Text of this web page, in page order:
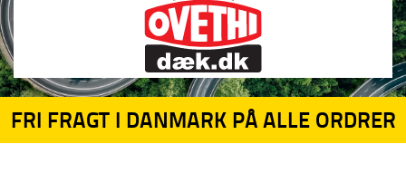
FRI FRAGT I DANMARK PÅ ALLE ORDRER